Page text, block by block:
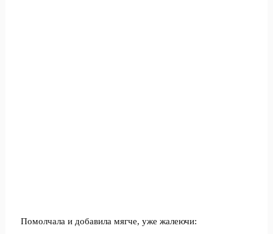
Помолчала и добавила мягче, уже жалеючи: